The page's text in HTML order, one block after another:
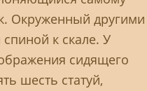
Окруженный другими
к скале. У
сидящего
шесть статуй,